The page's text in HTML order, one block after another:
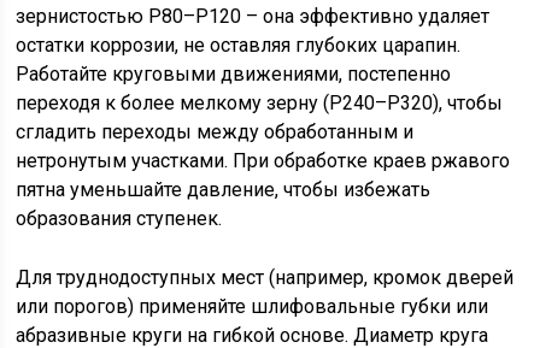
зернистостью P80–P120 – она эффективно удаляет
остатки коррозии, не оставляя глубоких царапин.
Работайте круговыми движениями, постепенно
переходя к более мелкому зерну (P240–P320), чтобы
сгладить переходы между обработанным и
нетронутым участками. При обработке краев ржавого
пятна уменьшайте давление, чтобы избежать
образования ступенек.
Для труднодоступных мест (например, кромок дверей
или порогов) применяйте шлифовальные губки или
абразивные круги на гибкой основе. Диаметр круга